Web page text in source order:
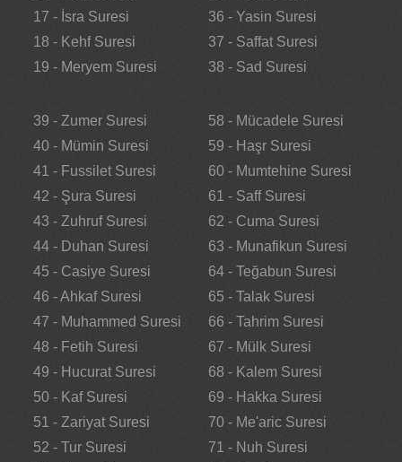
17 - İsra Suresi
18 - Kehf Suresi
19 - Meryem Suresi
36 - Yasin Suresi
37 - Saffat Suresi
38 - Sad Suresi
39 - Zumer Suresi
40 - Mümin Suresi
41 - Fussilet Suresi
42 - Şura Suresi
43 - Zuhruf Suresi
44 - Duhan Suresi
45 - Casiye Suresi
46 - Ahkaf Suresi
47 - Muhammed Suresi
48 - Fetih Suresi
49 - Hucurat Suresi
50 - Kaf Suresi
51 - Zariyat Suresi
52 - Tur Suresi
58 - Mücadele Suresi
59 - Haşr Suresi
60 - Mumtehine Suresi
61 - Saff Suresi
62 - Cuma Suresi
63 - Munafikun Suresi
64 - Teğabun Suresi
65 - Talak Suresi
66 - Tahrim Suresi
67 - Mülk Suresi
68 - Kalem Suresi
69 - Hakka Suresi
70 - Me'aric Suresi
71 - Nuh Suresi